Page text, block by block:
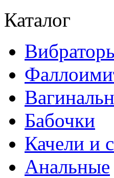
Каталог
Бабочки
Качели и
Анальные